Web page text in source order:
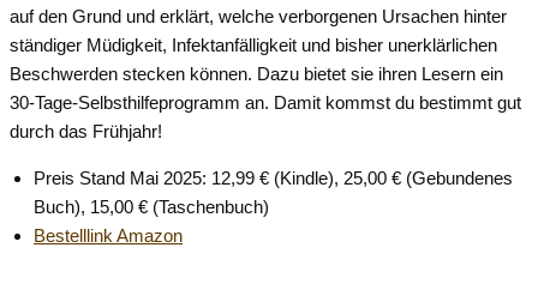
auf den Grund und erklärt, welche verborgenen Ursachen hinter
ständiger Müdigkeit, Infektanfälligkeit und bisher unerklärlichen
Beschwerden stecken können. Dazu bietet sie ihren Lesern ein
30-Tage-Selbsthilfeprogramm an. Damit kommst du bestimmt gut
durch das Frühjahr!
Preis Stand Mai 2025: 12,99 € (Kindle), 25,00 € (Gebundenes
Buch), 15,00 € (Taschenbuch)
Bestelllink Amazon